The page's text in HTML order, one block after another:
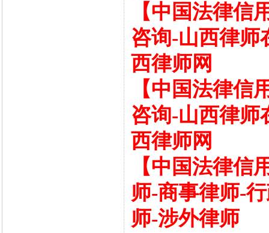
【中国法律信
咨询-山西律师
西律师网
【中国法律信
咨询-山西律师
西律师网
【中国法律信
师-商事律师-
师-涉外律师